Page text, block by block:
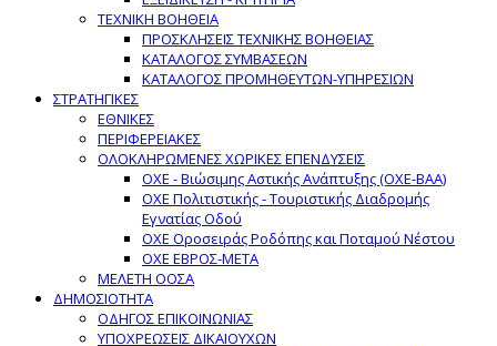
ΤΕΧΝΙΚΗ ΒΟΗΘΕΙΑ
ΠΡΟΣΚΛΗΣΕΙΣ ΤΕΧΝΙΚΗΣ ΒΟΗΘΕΙΑΣ
ΚΑΤΑΛΟΓΟΣ ΣΥΜΒΑΣΕΩΝ
ΚΑΤΑΛΟΓΟΣ ΠΡΟΜΗΘΕΥΤΩΝ-ΥΠΗΡΕΣΙΩΝ
ΣΤΡΑΤΗΓΙΚΕΣ
ΕΘΝΙΚΕΣ
ΠΕΡΙΦΕΡΕΙΑΚΕΣ
ΟΛΟΚΛΗΡΩΜΕΝΕΣ ΧΩΡΙΚΕΣ ΕΠΕΝΔΥΣΕΙΣ
ΟΧΕ - Βιώσιμης Αστικής Ανάπτυξης (ΟΧΕ-ΒΑΑ)
ΟΧΕ Πολιτιστικής - Τουριστικής Διαδρομής
Εγνατίας Οδού
ΟΧΕ Οροσειράς Ροδόπης και Ποταμού Νέστου
ΟΧΕ ΕΒΡΟΣ-ΜΕΤΑ
ΜΕΛΕΤΗ ΟΟΣΑ
ΔΗΜΟΣΙΟΤΗΤΑ
ΟΔΗΓΟΣ ΕΠΙΚΟΙΝΩΝΙΑΣ
ΥΠΟΧΡΕΩΣΕΙΣ ΔΙΚΑΙΟΥΧΩΝ